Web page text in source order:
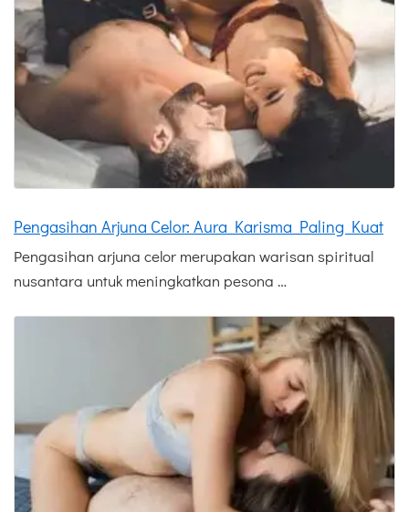
Pengasihan Arjuna Celor: Aura Karisma Paling Kuat
Pengasihan arjuna celor merupakan warisan spiritual
nusantara untuk meningkatkan pesona …